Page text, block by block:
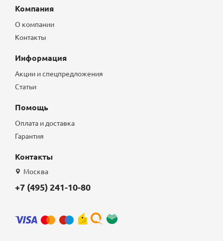
Компания
О компании
Контакты
Информация
Акции и спецпредложения
Статьи
Помощь
Оплата и доставка
Гарантия
Контакты
Москва
+7 (495) 241-10-80